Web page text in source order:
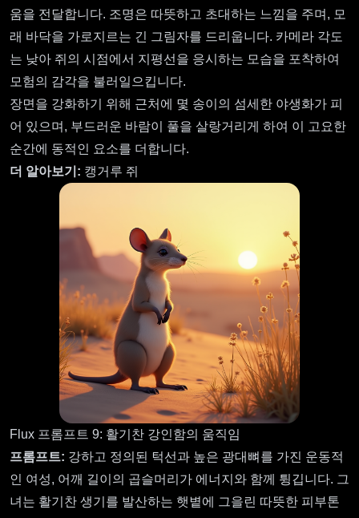
움을 전달합니다. 조명은 따뜻하고 초대하는 느낌을 주며, 모
래 바닥을 가로지르는 긴 그림자를 드리웁니다. 카메라 각도
는 낮아 쥐의 시점에서 지평선을 응시하는 모습을 포착하여
모험의 감각을 불러일으킵니다.
장면을 강화하기 위해 근처에 몇 송이의 섬세한 야생화가 피
어 있으며, 부드러운 바람이 풀을 살랑거리게 하여 이 고요한
순간에 동적인 요소를 더합니다.
더 알아보기: 캥거루 쥐
Flux 프롬프트 9: 활기찬 강인함의 움직임
프롬프트: 강하고 정의된 턱선과 높은 광대뼈를 가진 운동적
인 여성, 어깨 길이의 곱슬머리가 에너지와 함께 튕깁니다. 그
녀는 활기찬 생기를 발산하는 햇볕에 그을린 따뜻한 피부톤